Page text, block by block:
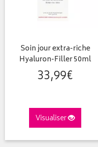
Soin jour extra-riche
Hyaluron-Filler 50ml
33,99€
Visualiser